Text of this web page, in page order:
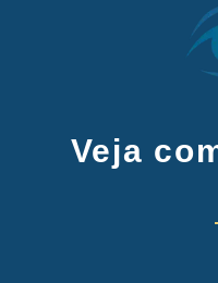
Veja